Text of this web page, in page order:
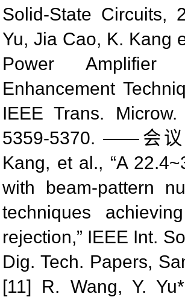
Solid-State Circuits,
Yu, Jia Cao, K. Kang
Power Amplifier
Enhancement
IEEE Trans.
5359-5370. ——会议
Kang, et al., “A
with beam-pattern
techniques
rejection,” IEEE Int.
Dig. Tech. Papers,
[11] R. Wang, Y.